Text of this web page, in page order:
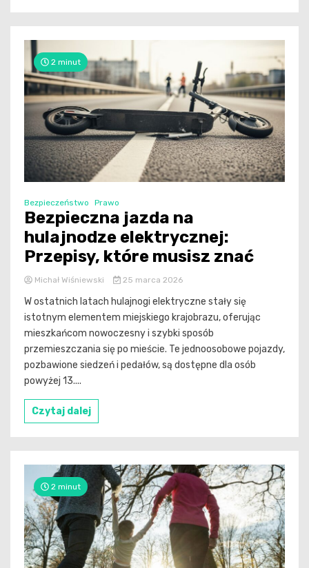
2 minut
Bezpieczeństwo Prawo
Bezpieczna jazda na
hulajnodze elektrycznej:
Przepisy, które musisz znać
Michał Wiśniewski 25 marca 2026
W ostatnich latach hulajnogi elektryczne stały się
istotnym elementem miejskiego krajobrazu, oferując
mieszkańcom nowoczesny i szybki sposób
przemieszczania się po mieście. Te jednoosobowe pojazdy,
pozbawione siedzeń i pedałów, są dostępne dla osób
powyżej 13....
Czytaj dalej
2 minut